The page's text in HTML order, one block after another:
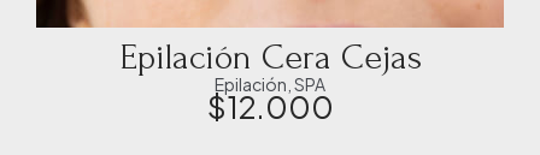
Epilación Cera Cejas
Epilación SPA
$12.000